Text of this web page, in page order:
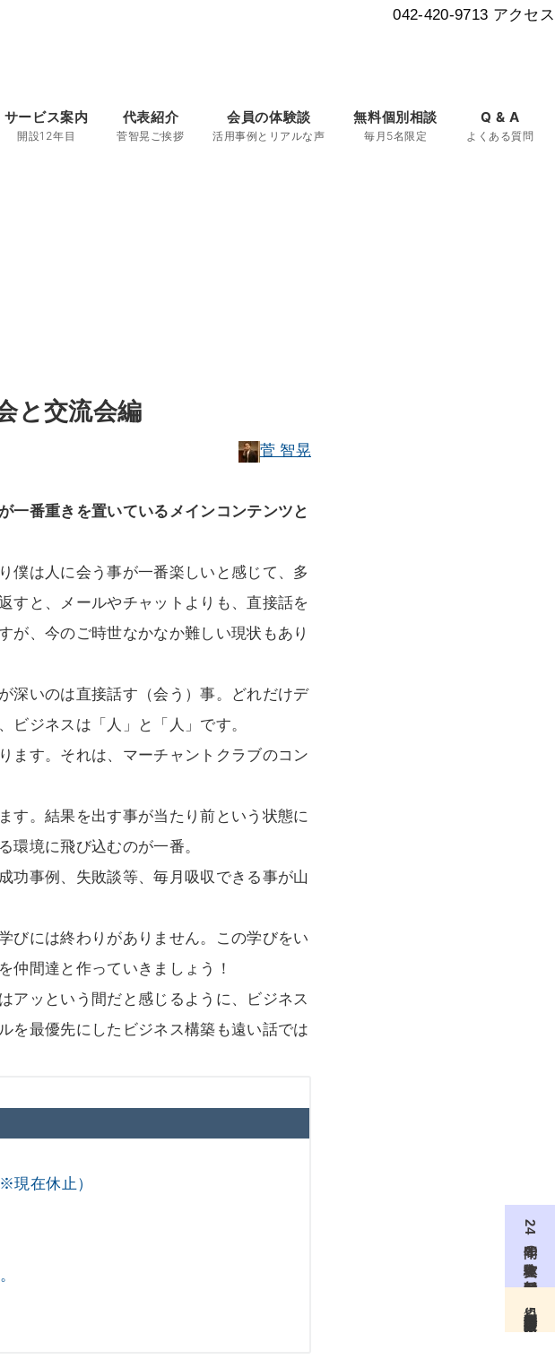
042-420-9713 アクセス
サービス案内
開設12年目
代表紹介
菅智晃ご挨拶
会員の体験談
活用事例とリアルな声
無料個別相談
毎月5名限定
Q & A
よくある質問
と交流会編
菅 智晃
一番重きを置いているメインコンテンツと
僕は人に会う事が一番楽しいと感じて、多
すと、メールやチャットよりも、直接話を
が、今のご時世なかなか難しい現状もあり
深いのは直接話す（会う）事。どれだけデ
ビジネスは「人」と「人」です。
ます。それは、マーチャントクラブのコン
す。結果を出す事が当たり前という状態に
環境に飛び込むのが一番。
功事例、失敗談等、毎月吸収できる事が山
びには終わりがありません。この学びをい
仲間達と作っていきましょう！
アッという間だと感じるように、ビジネス
を最優先にしたビジネス構築も遠い話では
現在休止）
24年間の実体験を無料配信
無料個別相談（月5名限定）